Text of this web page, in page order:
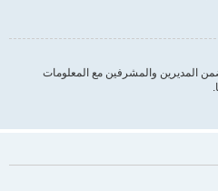
المديرين والمشرفين مع المعلومات